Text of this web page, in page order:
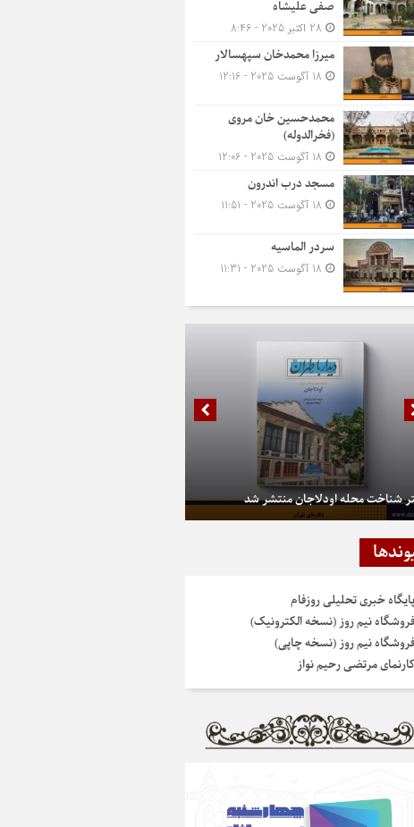
صفی علیشاه
میرزا محمدخان سپهسالار
محمدحسین خان مروی
(فخرالدوله)
مسجد درب اندرون
سردر الماسیه
شناخت محله اودلاجان منتشر شد
پایگاه خبری تحلیلی روزفام
فروشگاه نیم روز (نسخه الکترونیک)
فروشگاه نیم روز (نسخه چاپی)
کارنمای مرتضی رحیم نواز